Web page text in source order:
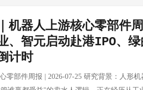
机器人上游核心零部件
、智元启动赴港IPO、
计时
零部件周报 | 2026-07-25 研究背景：人形